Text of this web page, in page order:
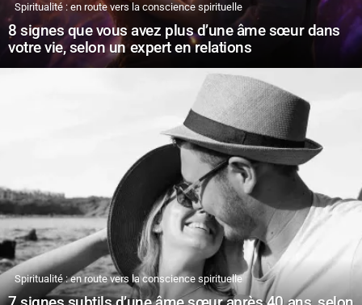
Spiritualité : en route vers la conscience spirituelle
8 signes que vous avez plus d’une âme sœur dans
votre vie, selon un expert en relations
Spiritualité : en route vers la conscience spirituelle